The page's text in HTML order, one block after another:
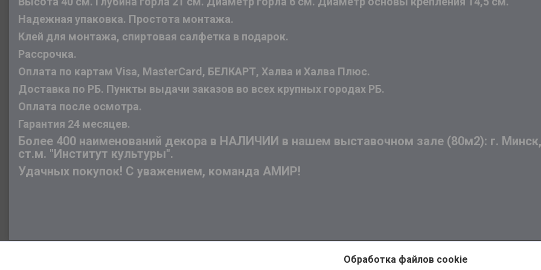
Надежная упаковка. Простота монтажа.
Клей для монтажа, спиртовая салфетка в подарок.
Рассрочка.
Оплата по картам Visa, MasterCard, БЕЛКАРТ, Халва и Халва Плюс.
Доставка по РБ. Пункты выдачи заказов во всех крупных городах РБ.
Оплата после осмотра.
Гарантия 24 месяцев.
Более 400 наименований декора в НАЛИЧИИ в нашем выставочном зале (80м2): г.
ст.м. "Институт культуры".
Удачных покупок! С уважением, команда АМИР!
Обработка файлов cookie